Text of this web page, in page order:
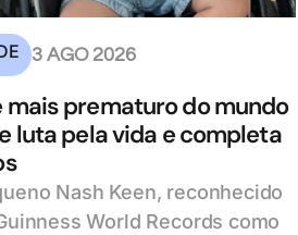
3 AGO 2026
mais prematuro do mundo
luta pela vida e completa
Nash Keen, reconhecido
World Records como